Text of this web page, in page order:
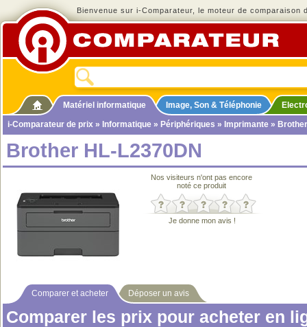
Bienvenue sur i-Comparateur, le moteur de comparaison
Matériel informatique Image, Son & Téléphonie
i-Comparateur de prix » Informatique » Périphériques » Imprimante »
Brother HL-L2370DN
Nos visiteurs n'ont pas encore
noté ce produit
Je donne mon avis !
Comparer et acheter Déposer un avis
Comparer les prix pour acheter en